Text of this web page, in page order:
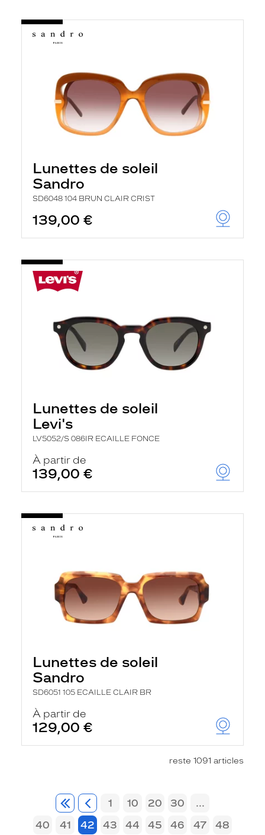
Lunettes de soleil
Sandro
SD6048 104 BRUN CLAIR CRIST
139,00 €
Lunettes de soleil
Levi's
LV5052/S 086IR ECAILLE FONCE
À partir de
139,00 €
Lunettes de soleil
Sandro
SD6051 105 ECAILLE CLAIR BR
À partir de
129,00 €
reste 1091 articles
1 10 20 30
...
40
41 42 43 44 45 46 47
48